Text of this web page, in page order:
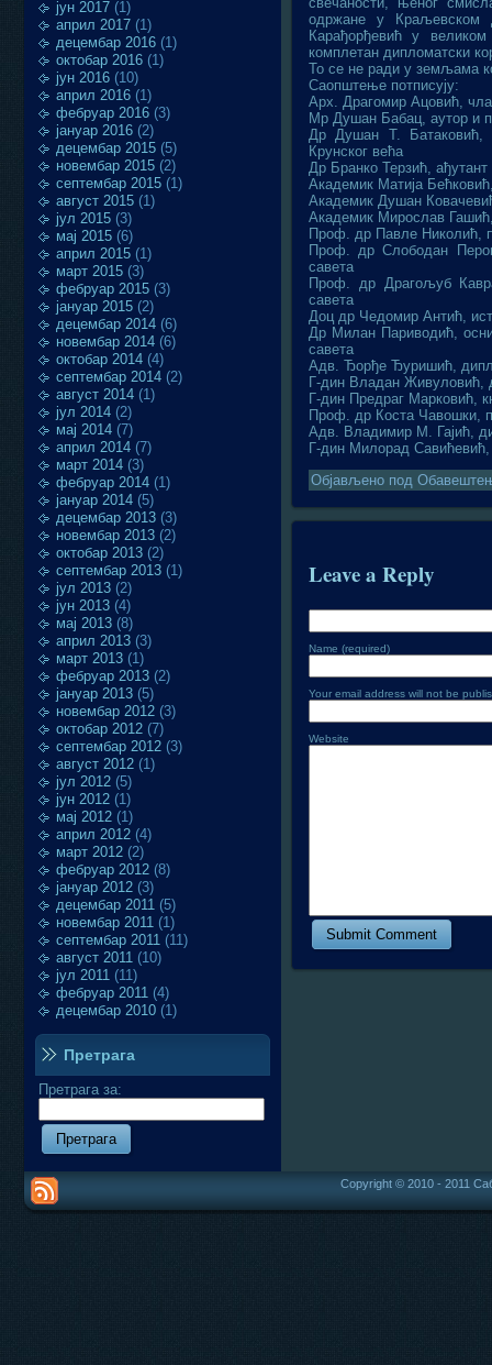
јун 2017 (1)
април 2017 (1)
децембар 2016 (1)
октобар 2016 (1)
јун 2016 (10)
април 2016 (1)
фебруар 2016 (3)
јануар 2016 (2)
децембар 2015 (5)
новембар 2015 (2)
септембар 2015 (1)
август 2015 (1)
јул 2015 (3)
мај 2015 (6)
април 2015 (1)
март 2015 (3)
фебруар 2015 (3)
јануар 2015 (2)
децембар 2014 (6)
новембар 2014 (6)
октобар 2014 (4)
септембар 2014 (2)
август 2014 (1)
јул 2014 (2)
мај 2014 (7)
април 2014 (7)
март 2014 (3)
фебруар 2014 (1)
јануар 2014 (5)
децембар 2013 (3)
новембар 2013 (2)
октобар 2013 (2)
септембар 2013 (1)
јул 2013 (2)
јун 2013 (4)
мај 2013 (8)
април 2013 (3)
март 2013 (1)
фебруар 2013 (2)
јануар 2013 (5)
новембар 2012 (3)
октобар 2012 (7)
септембар 2012 (3)
август 2012 (1)
јул 2012 (5)
јун 2012 (1)
мај 2012 (1)
април 2012 (4)
март 2012 (2)
фебруар 2012 (8)
јануар 2012 (3)
децембар 2011 (5)
новембар 2011 (1)
септембар 2011 (11)
август 2011 (10)
јул 2011 (11)
фебруар 2011 (4)
децембар 2010 (1)
Претрага
Претрага за:
одржане у Краљевском
Карађорђевић у
комплетан дипломатски
То се не ради у земљама
Саопштење потписују:
Арх. Драгомир Ацовић,
Мр Душан Бабац, аутор и
Др Душан Т. Батаковић,
Крунског већа
Др Бранко Терзић,
Академик Матија
Aкадемик Душан
Академик Мирослав
Проф. др Павле Николић,
Проф. др Слободан
савета
Проф. др Драгољуб
савета
Доц др Чедомир Антић,
Др Милан Париводић,
савета
Адв. Ђорђе Ђуришић,
Г-дин Владан Живуловић,
Г-дин Предраг Марковић,
Проф. др Коста Чавошки,
Адв. Владимир М. Гајић,
Г-дин Милорад Савићевић,
Објављено под
Leave a Reply
Name (required)
Your email address will not be
Website
Copyright © 2010 - 2011